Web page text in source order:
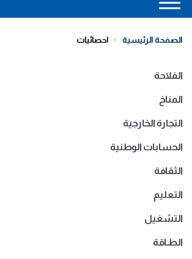
Main
navigation
الصفحة الرئيسية احصائيات
الفلاحة
المناخ
التجارة الخارجية
الحسابات الوطنية
الثقافة
التعليم
التشغيل
الطـاقة